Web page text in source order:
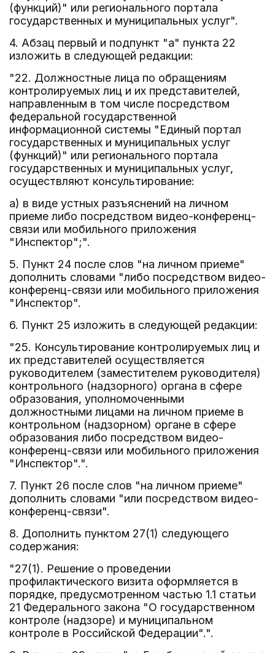
(функций)" или регионального портала
государственных и муниципальных услуг".
4. Абзац первый и подпункт "а" пункта 22
изложить в следующей редакции:
"22. Должностные лица по обращениям
контролируемых лиц и их представителей,
направленным в том числе посредством
федеральной государственной
информационной системы "Единый портал
государственных и муниципальных услуг
(функций)" или регионального портала
государственных и муниципальных услуг,
осуществляют консультирование:
а) в виде устных разъяснений на личном
приеме либо посредством видео-конференц-
связи или мобильного приложения
"Инспектор";".
5. Пункт 24 после слов "на личном приеме"
дополнить словами "либо посредством видео-
конференц-связи или мобильного приложения
"Инспектор".
6. Пункт 25 изложить в следующей редакции:
"25. Консультирование контролируемых лиц и
их представителей осуществляется
руководителем (заместителем руководителя)
контрольного (надзорного) органа в сфере
образования, уполномоченными
должностными лицами на личном приеме в
контрольном (надзорном) органе в сфере
образования либо посредством видео-
конференц-связи или мобильного приложения
"Инспектор".".
7. Пункт 26 после слов "на личном приеме"
дополнить словами "или посредством видео-
конференц-связи".
8. Дополнить пунктом 27(1) следующего
содержания:
"27(1). Решение о проведении
профилактического визита оформляется в
порядке, предусмотренном частью 1.1 статьи
21 Федерального закона "О государственном
контроле (надзоре) и муниципальном
контроле в Российской Федерации".".